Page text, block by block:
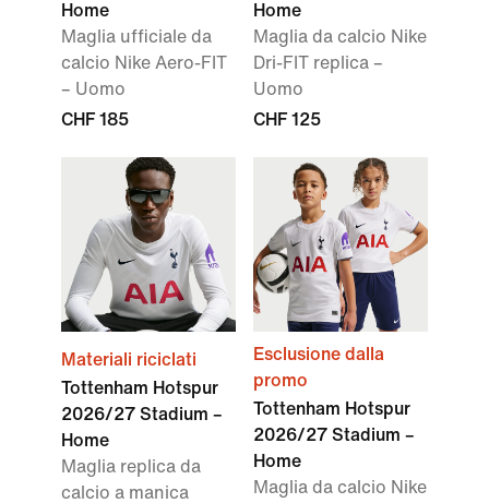
Home
Maglia ufficiale da
calcio Nike Aero-FIT
– Uomo
CHF 185
Home
Maglia da calcio Nike
Dri-FIT replica –
Uomo
CHF 125
Materiali riciclati
Tottenham Hotspur
2026/27 Stadium –
Home
Maglia replica da
calcio a manica
Esclusione dalla
promo
Tottenham Hotspur
2026/27 Stadium –
Home
Maglia da calcio Nike